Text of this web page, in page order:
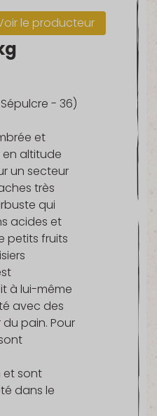
le producteur
- 36)
et
altitude
un secteur
très
qui
acides et
petits fruits
à lui-même
avec des
pain. Pour
et sont
dans le